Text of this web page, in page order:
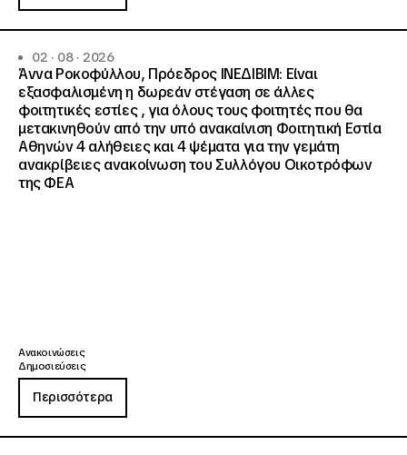
02 · 08 · 2026
Άννα Ροκοφύλλου, Πρόεδρος ΙΝΕΔΙΒΙΜ: Είναι
εξασφαλισμένη η δωρεάν στέγαση σε άλλες
φοιτητικές εστίες , για όλους τους φοιτητές που θα
μετακινηθούν από την υπό ανακαίνιση Φοιτητική Εστία
Αθηνών 4 αλήθειες και 4 ψέματα για την γεμάτη
ανακρίβειες ανακοίνωση του Συλλόγου Οικοτρόφων
της ΦΕΑ
Ανακοινώσεις
Δημοσιεύσεις
Περισσότερα